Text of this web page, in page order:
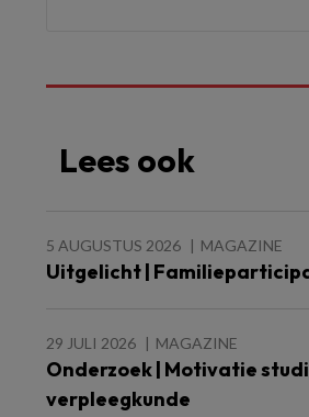
Lees ook
5 AUGUSTUS 2026 MAGAZINE
Uitgelicht |
29 JULI 2026 MAGAZINE
Onderzoek | Motivatie
verpleegkunde